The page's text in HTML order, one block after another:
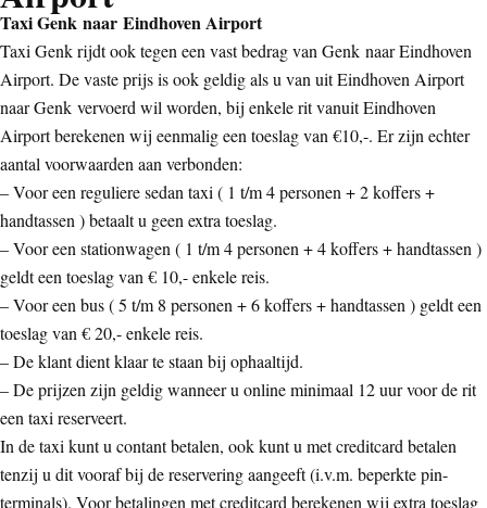
Taxi Genk naar Eindhoven Airport
Taxi Genk rijdt ook tegen een vast bedrag van Genk naar Eindhoven
Airport. De vaste prijs is ook geldig als u van uit Eindhoven Airport
naar Genk vervoerd wil worden, bij enkele rit vanuit Eindhoven
Airport berekenen wij eenmalig een toeslag van €10,-. Er zijn echter
aantal voorwaarden aan verbonden:
– Voor een reguliere sedan taxi ( 1 t/m 4 personen + 2 koffers +
handtassen ) betaalt u geen extra toeslag.
– Voor een stationwagen ( 1 t/m 4 personen + 4 koffers + handtassen )
geldt een toeslag van € 10,- enkele reis.
– Voor een bus ( 5 t/m 8 personen + 6 koffers + handtassen ) geldt een
toeslag van € 20,- enkele reis.
– De klant dient klaar te staan bij ophaaltijd.
– De prijzen zijn geldig wanneer u online minimaal 12 uur voor de rit
een taxi reserveert.
In de taxi kunt u contant betalen, ook kunt u met creditcard betalen
tenzij u dit vooraf bij de reservering aangeeft (i.v.m. beperkte pin-
terminals). Voor betalingen met creditcard berekenen wij extra toeslag